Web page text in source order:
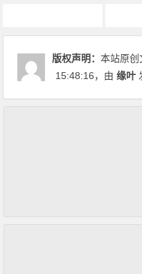
版权声明：本站原创
15:48:16，由缘叶